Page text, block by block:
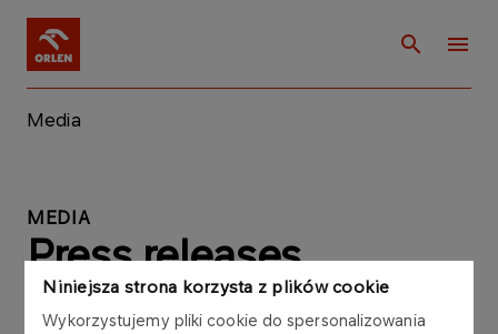
Niniejsza strona korzysta z plików cookie
Wykorzystujemy pliki cookie do spersonalizowania
Media
MEDIA
Press releases